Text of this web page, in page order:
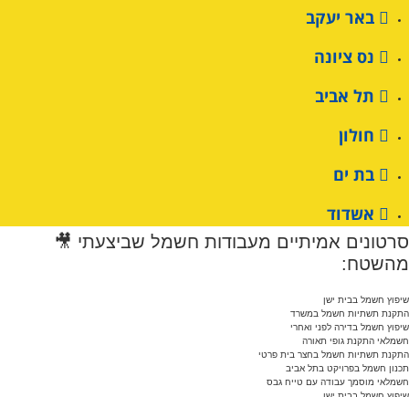
באר יעקב
נס ציונה
תל אביב
חולון
בת ים
אשדוד
אמיתיים מעבודות חשמל שביצעתי 🎥
חשמל בבית ישן
תשתיות חשמל במשרד
חשמל בדירה לפני ואחרי
התקנת גופי תאורה
תשתיות חשמל בחצר בית פרטי
חשמל בפרויקט בתל אביב
מוסמך עבודה עם טייח גבס